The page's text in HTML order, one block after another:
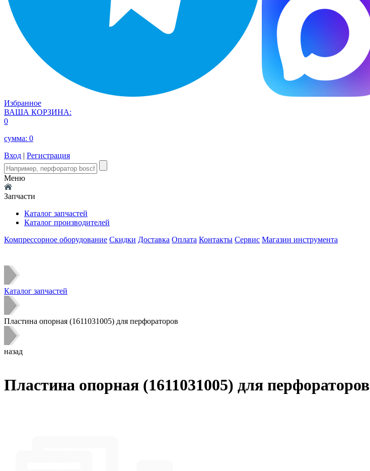
Избранное
ВАША КОРЗИНА:
0
сумма: 0
Вход | Регистрация
Меню
Запчасти
Каталог запчастей
Каталог производителей
Компрессорное оборудование Скидки Доставка Оплата Контакты Сервис Магазин инструмента
Каталог запчастей
Пластина опорная (1611031005) для перфораторов
назад
Пластина опорная (1611031005) для перфораторов